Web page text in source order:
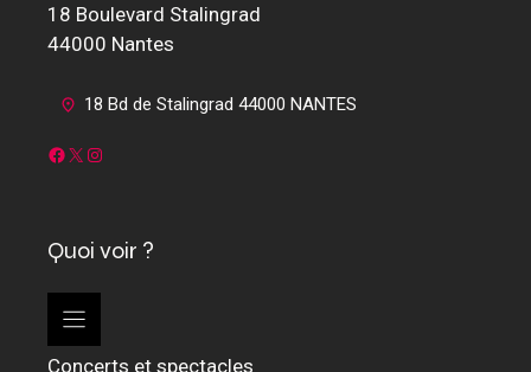
18 Boulevard Stalingrad
44000 Nantes
18 Bd de Stalingrad 44000 NANTES
Facebook
X Instagram
Quoi voir ?
Concerts et spectacles